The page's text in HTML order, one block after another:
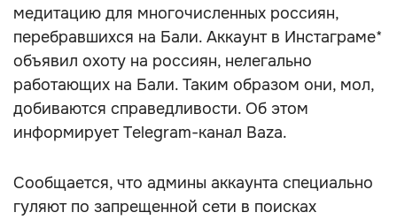
медитацию для многочисленных россиян,
перебравшихся на Бали. Аккаунт в Инстаграме*
объявил охоту на россиян, нелегально
работающих на Бали. Таким образом они, мол,
добиваются справедливости. Об этом
информирует Telegram-канал Baza.
Сообщается, что админы аккаунта специально
гуляют по запрещенной сети в поисках